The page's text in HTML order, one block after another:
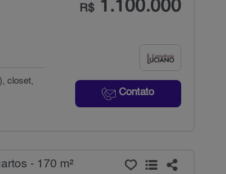
R$1.100.000
Contato
closet,
- 170 m²